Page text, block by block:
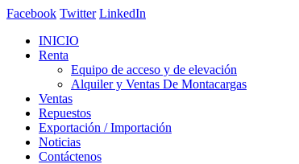
Facebook Twitter LinkedIn
INICIO
Renta
Equipo de acceso y de elevación
Alquiler y Ventas De Montacargas
Ventas
Repuestos
Exportación / Importación
Noticias
Contáctenos